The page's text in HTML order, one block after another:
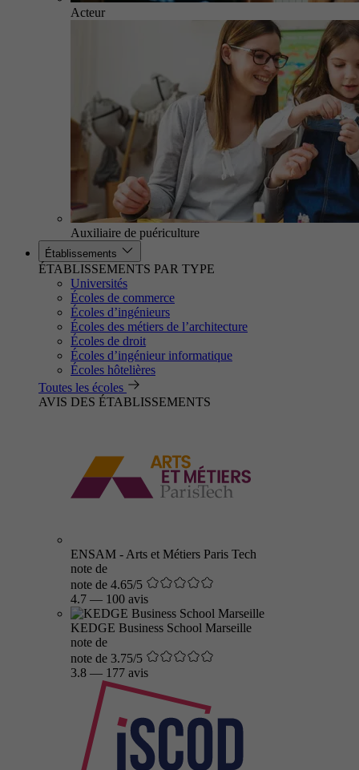
Acteur
Auxiliaire de puériculture
Établissements
ÉTABLISSEMENTS PAR TYPE
Universités
Écoles de commerce
Écoles d’ingénieurs
Écoles des métiers de l’architecture
Écoles de droit
Écoles d’ingénieur informatique
Écoles hôtelières
Toutes les écoles
AVIS DES ÉTABLISSEMENTS
ENSAM - Arts et Métiers Paris Tech
note de
note de 4.65/5
4.7 — 100 avis
KEDGE Business School Marseille
note de
note de 3.75/5
3.8 — 177 avis